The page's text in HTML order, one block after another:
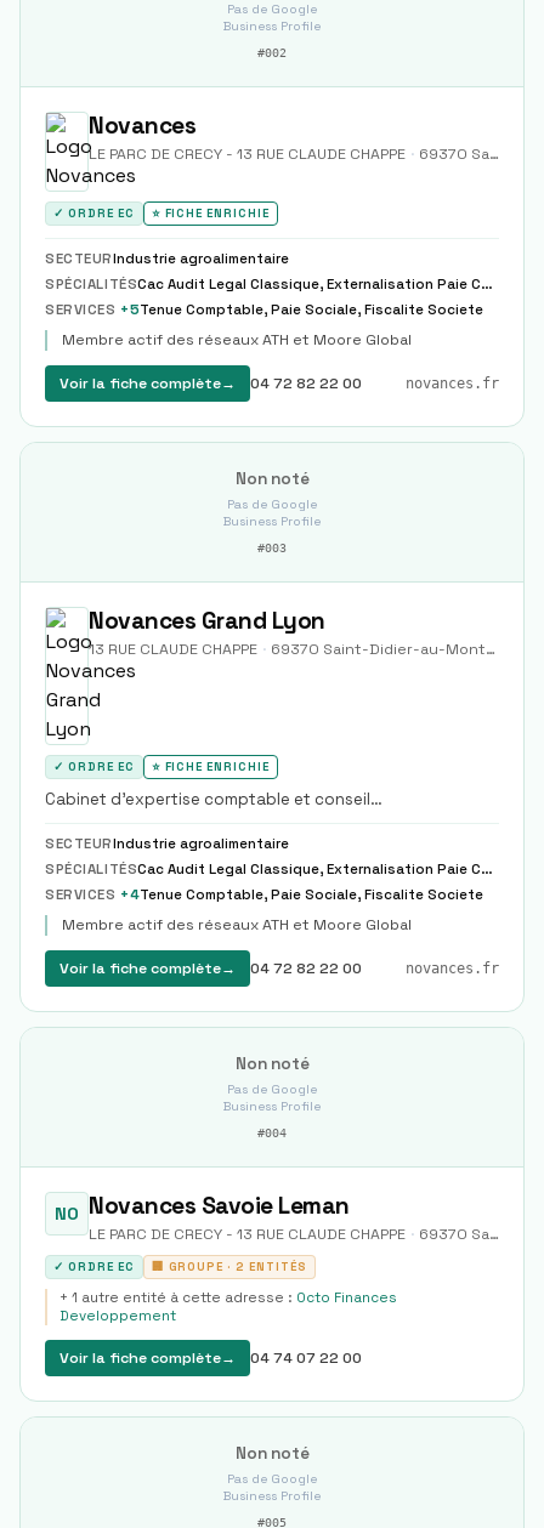
Pas de Google
Business Profile
#002
Novances
LE PARC DE CRECY - 13 RUE CLAUDE CHAPPE · 69370 Saint-Didier-au-Mont-d'Or
✓ ORDRE EC ⭐ FICHE ENRICHIE
SECTEURIndustrie agroalimentaire
SPÉCIALITÉS
Cac Audit Legal Classique, Externalisation Paie Complete Partielle Modele
SERVICES +5Tenue Comptable, Paie Sociale, Fiscalite Societe
Membre actif des réseaux ATH et Moore Global
Voir la fiche complète→ 04 72 82 22 00 novances.fr
Non noté
Pas de Google
Business Profile
#003
Novances Grand Lyon
13 RUE CLAUDE CHAPPE · 69370 Saint-Didier-au-Mont-d'Or
✓ ORDRE EC ⭐ FICHE ENRICHIE
Cabinet d'expertise comptable et conseil
pluridisciplinaire ancré dans les Monts d'Or, membre du
réseau international Moore Global.
SECTEURIndustrie agroalimentaire
SPÉCIALITÉS
Cac Audit Legal Classique, Externalisation Paie Complete Partielle Modele
SERVICES +4Tenue Comptable, Paie Sociale, Fiscalite Societe
Membre actif des réseaux ATH et Moore Global
Voir la fiche complète→ 04 72 82 22 00 novances.fr
Non noté
Pas de Google
Business Profile
#004
NO Novances Savoie Leman
LE PARC DE CRECY - 13 RUE CLAUDE CHAPPE · 69370 Saint-Didier-au-Mont-d'Or
✓ ORDRE EC 🏢 GROUPE ·2 ENTITÉS
+ 1 autre entité à cette adresse : Octo Finances
Developpement
Voir la fiche complète→ 04 74 07 22 00
Non noté
Pas de Google
Business Profile
#005